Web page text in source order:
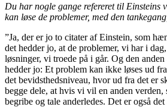
Du har nogle gange refereret til Einsteins
kan løse de problemer, med den
”Ja, der er jo to citater af Einstein, som
det hedder jo, at de problemer, vi har i
løsninger, vi troede på i går. Og den
hedder jo: Et problem kan ikke løses ud
det bevidsthedsniveau, hvor ud fra det er
begge dele, at hvis vi vil en anden
begribe og tale anderledes. Det er også